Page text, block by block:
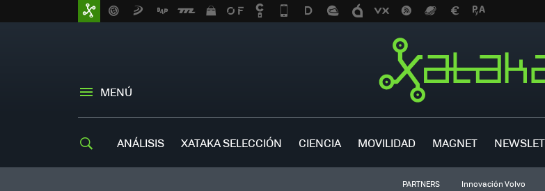
MENÚ
ANÁLISIS XATAKA SELECCIÓN CIENCIA MOVILIDAD MAGNET
PARTNERS Innovación Volvo